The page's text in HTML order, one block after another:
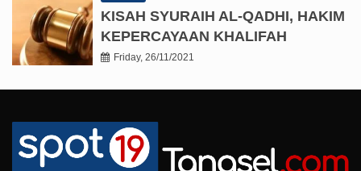
KISAH SYURAIH AL-QADHI, HAKIM
KEPERCAYAAN KHALIFAH
Friday, 26/11/2021